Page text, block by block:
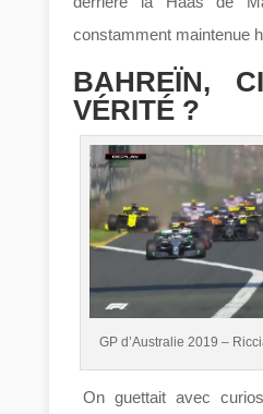
constamment maintenue
BAHREÏN,
VÉRITÉ ?
GP d’Australie 2019 –
On guettait avec